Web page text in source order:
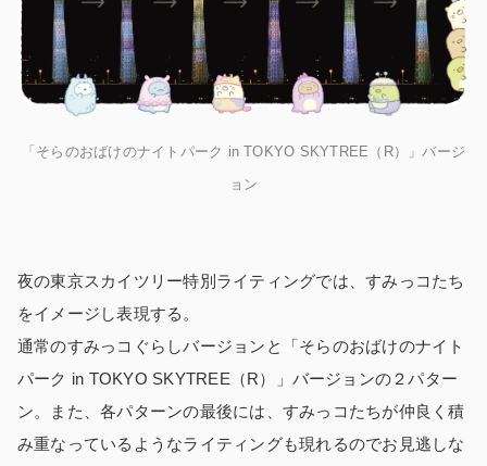
「そらのおばけのナイトパーク in TOKYO SKYTREE（R）」バージ
ョン
夜の東京スカイツリー特別ライティングでは、すみっコたち
をイメージし表現する。
通常のすみっコぐらしバージョンと「そらのおばけのナイト
パーク in TOKYO SKYTREE（R）」バージョンの２パター
ン。また、各パターンの最後には、すみっコたちが仲良く積
み重なっているようなライティングも現れるのでお見逃しな